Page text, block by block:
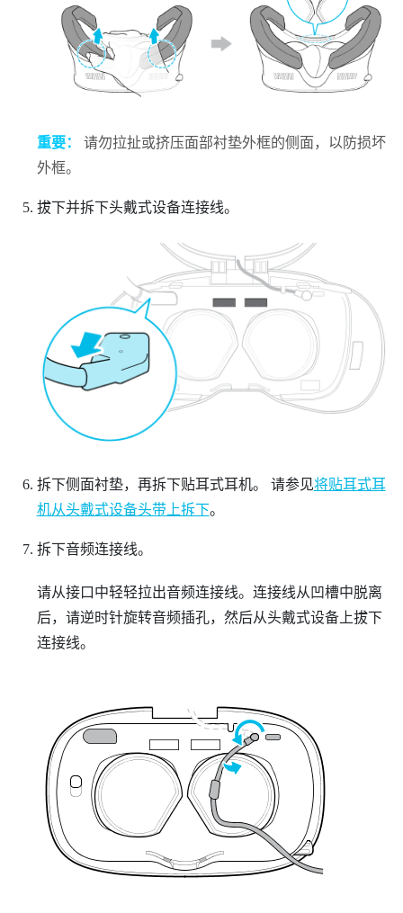
重要：
请勿拉扯或挤压面部衬垫外框的侧面，以防损坏
外框。
拔下并拆下头戴式设备连接线。
拆下侧面衬垫，再拆下贴耳式耳机。 请参见将贴耳式耳
机从头戴式设备头带上拆下。
拆下音频连接线。
请从接口中轻轻拉出音频连接线。连接线从凹槽中脱离
后，请逆时针旋转音频插孔，然后从头戴式设备上拔下
连接线。